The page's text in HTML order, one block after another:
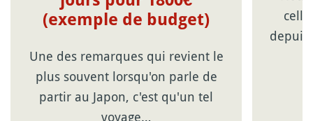
(exemple de budget)
Une des remarques qui revient le
plus souvent lorsqu'on parle de
partir au Japon, c'est qu'un tel
voyage…
depuis